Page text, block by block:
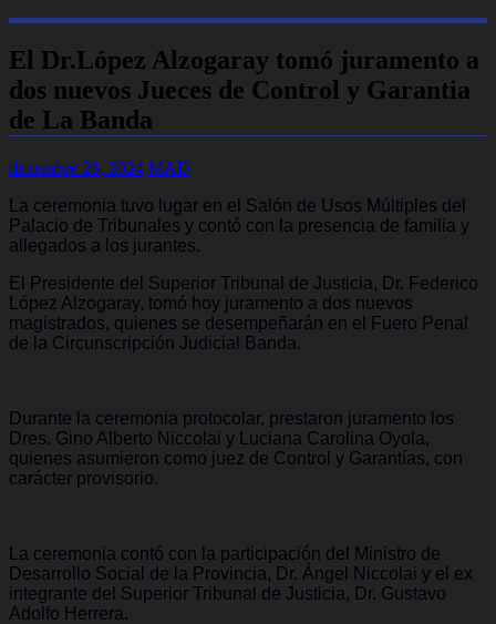
El Dr.López Alzogaray tomó juramento a
dos nuevos Jueces de Control y Garantia
de La Banda
diciembre 28, 2024 MAD
La ceremonia tuvo lugar en el Salón de Usos Múltiples del
Palacio de Tribunales y contó con la presencia de familia y
allegados a los jurantes.
El Presidente del Superior Tribunal de Justicia, Dr. Federico
López Alzogaray, tomó hoy juramento a dos nuevos
magistrados, quienes se desempeñarán en el Fuero Penal
de la Circunscripción Judicial Banda.
Durante la ceremonia protocolar, prestaron juramento los
Dres. Gino Alberto Niccolai y Luciana Carolina Oyola,
quienes asumieron como juez de Control y Garantías, con
carácter provisorio.
La ceremonia contó con la participación del Ministro de
Desarrollo Social de la Provincia, Dr. Ángel Niccolai y el ex
integrante del Superior Tribunal de Justicia, Dr. Gustavo
Adolfo Herrera.